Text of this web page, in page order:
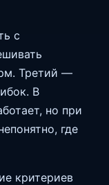
с
Третий —
В
но при
где
критериев